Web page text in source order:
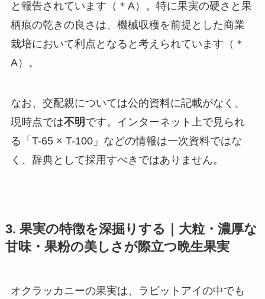
と報告されています（＊A）。特に果実の硬さと果
柄痕の乾きの良さは、機械収穫を前提とした商業
栽培において利点となると考えられています（＊
A）。
なお、交配親については公的資料に記載がなく、
現時点では不明 です。インターネット上で見られ
る「T-65 × T-100」などの情報は一次資料ではな
く、辞典として採用すべきではありません。
3. 果実の特徴を深掘りする｜大粒・濃厚な
甘味・果粉の美しさが際立つ晩生果実
オクラッカニーの果実は、ラビットアイの中でも